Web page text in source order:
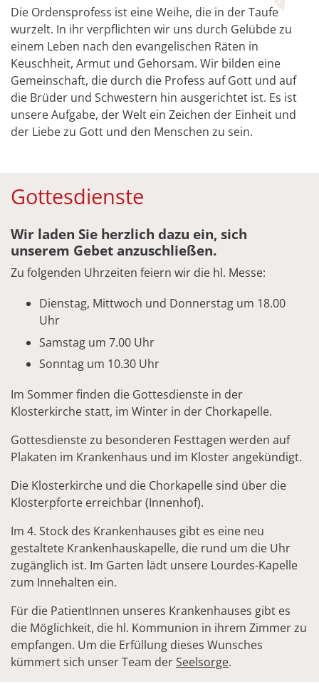
Die Ordensprofess ist eine Weihe, die in der Taufe
wurzelt. In ihr verpflichten wir uns durch Gelübde zu
einem Leben nach den evangelischen Räten in
Keuschheit, Armut und Gehorsam. Wir bilden eine
Gemeinschaft, die durch die Profess auf Gott und auf
die Brüder und Schwestern hin ausgerichtet ist. Es ist
unsere Aufgabe, der Welt ein Zeichen der Einheit und
der Liebe zu Gott und den Menschen zu sein.
Gottesdienste
Wir laden Sie herzlich dazu ein, sich
unserem Gebet anzuschließen.
Zu folgenden Uhrzeiten feiern wir die hl. Messe:
Dienstag, Mittwoch und Donnerstag um 18.00
Uhr
Samstag um 7.00 Uhr
Sonntag um 10.30 Uhr
Im Sommer finden die Gottesdienste in der
Klosterkirche statt, im Winter in der Chorkapelle.
Gottesdienste zu besonderen Festtagen werden auf
Plakaten im Krankenhaus und im Kloster angekündigt.
Die Klosterkirche und die Chorkapelle sind über die
Klosterpforte erreichbar (Innenhof).
Im 4. Stock des Krankenhauses gibt es eine neu
gestaltete Krankenhauskapelle, die rund um die Uhr
zugänglich ist. Im Garten lädt unsere Lourdes-Kapelle
zum Innehalten ein.
Für die PatientInnen unseres Krankenhauses gibt es
die Möglichkeit, die hl. Kommunion in ihrem Zimmer zu
empfangen. Um die Erfüllung dieses Wunsches
kümmert sich unser Team derSeelsorge.